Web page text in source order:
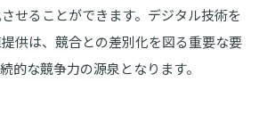
せることができます。デジタル技術を
供は、競合との差別化を図る重要な要
的な競争力の源泉となります。